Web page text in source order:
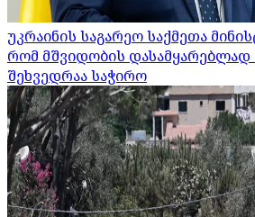
უკრაინის საგარეო საქმეთა
რომ მშვიდობის
შეხვედრაა საჭირო